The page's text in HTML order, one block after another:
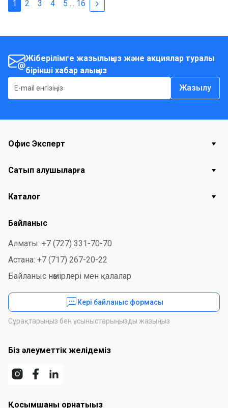
1 2 3 4 5 ... 16
Жіберілімге жазылыңыз және акциялар туралы
бірінші хабар алыңыз
Жазылу
Офис Эксперт
Сатып алушыларға
Каталог
Байланыс
Алматы: +7 (727) 331-70-70
Астана: +7 (717) 267-20-22
Байланыс нөмірлері мен қалалар
Кері байланыс формасы
Сұрақтарыңыз бен ұсыныстарыңызды жазыңыз
Біз әлеуметтік желідеміз
Қосымшаны орнатыңыз